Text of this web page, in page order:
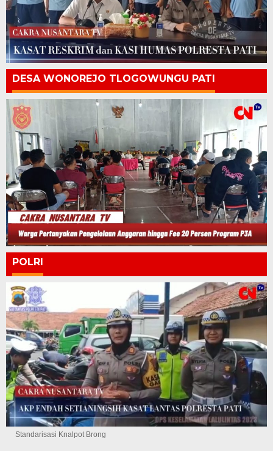
DESA WONOREJO TLOGOWUNGU PATI
POLRI
Standarisasi Knalpot Brong